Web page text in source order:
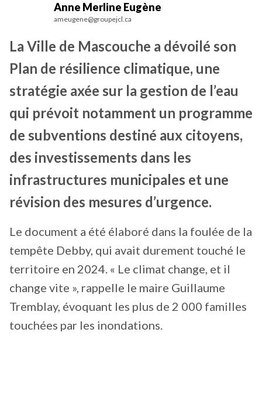
Anne Merline Eugène
ameugene@groupejcl.ca
La Ville de Mascouche a dévoilé son
Plan de résilience climatique, une
stratégie axée sur la gestion de l’eau
qui prévoit notamment un programme
de subventions destiné aux citoyens,
des investissements dans les
infrastructures municipales et une
révision des mesures d’urgence.
Le document a été élaboré dans la foulée de la
tempête Debby, qui avait durement touché le
territoire en 2024. « Le climat change, et il
change vite », rappelle le maire Guillaume
Tremblay, évoquant les plus de 2 000 familles
touchées par les inondations.